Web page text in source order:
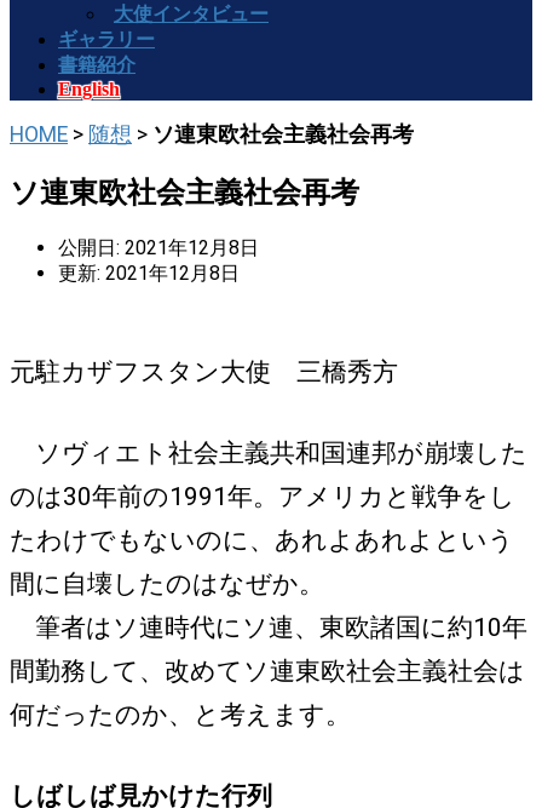
大使インタビュー
ギャラリー
書籍紹介
English
HOME > 随想 > ソ連東欧社会主義社会再考
ソ連東欧社会主義社会再考
公開日: 2021年12月8日
更新: 2021年12月8日
元駐カザフスタン大使 三橋秀方
ソヴィエト社会主義共和国連邦が崩壊した
のは30年前の1991年。アメリカと戦争をし
たわけでもないのに、あれよあれよという
間に自壊したのはなぜか。
筆者はソ連時代にソ連、東欧諸国に約10年
間勤務して、改めてソ連東欧社会主義社会は
何だったのか、と考えます。
しばしば見かけた行列